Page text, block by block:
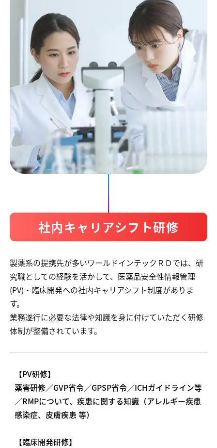
社内キャリアシフト研修
製薬系の提携先が多いワールドインテックＲＤでは、研
究職としての経験を活かして、医薬品安全性情報管理
(PV)・臨床開発への社内キャリアシフト制度がありま
す。
業務遂行に必要な法律や知識を身に付けていただく研修
体制が整備されています。
【PV研修】
薬害研修／GVP省令／GPSP省令／ICHガイドライン等
／RMPについて、疾患に関する知識（アレルギー疾患
感染症、皮膚疾患 等）
【臨床開発研修】